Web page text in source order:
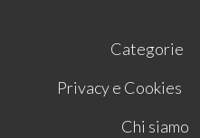
Categorie
Privacy e Cookies
Chi siamo